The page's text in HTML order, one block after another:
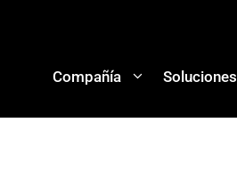
Compañía Soluciones